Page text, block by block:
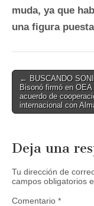
muda, ya que
una figura
Post
navigation
← BUSCANDO
Bisonó firmó en OEA
acuerdo de
internacional con
Deja una
Tu dirección de
campos obligatorios
Comentario *